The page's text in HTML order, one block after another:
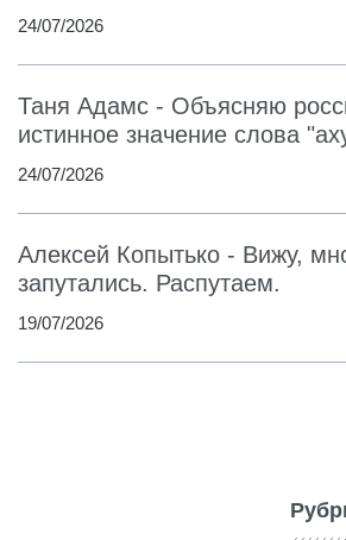
24/07/2026
Таня Адамс - Объясняю
истинное значение слова
24/07/2026
Алексей Копытько - Вижу,
запутались. Распутаем.
19/07/2026